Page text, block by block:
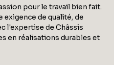
pour le travail bien fait.
de qualité, de
l'expertise de Châssis
en réalisations durables et